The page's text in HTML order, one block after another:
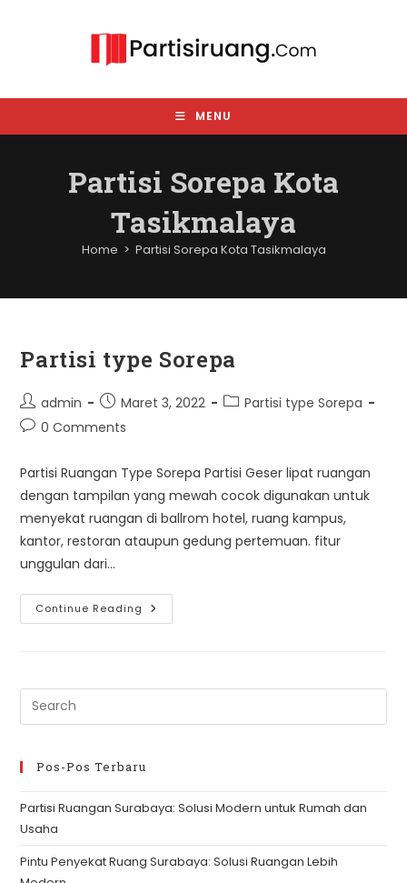
MENU
Partisi Sorepa Kota
Tasikmalaya
Home > Partisi Sorepa Kota Tasikmalaya
Partisi type Sorepa
Post
author:
admin
Post
published:
Maret 3, 2022
PostPartisi type Sorepa
Post0 Comments
Partisi Ruangan Type Sorepa Partisi Geser lipat ruangan
dengan tampilan yang mewah cocok digunakan untuk
menyekat ruangan di ballrom hotel, ruang kampus,
kantor, restoran ataupun gedung pertemuan. fitur
unggulan dari…
Continue Reading Partisi
Type
Pos-Pos Terbaru
Partisi Ruangan Surabaya: Solusi Modern untuk Rumah dan
Usaha
Pintu Penyekat Ruang Surabaya: Solusi Ruangan Lebih